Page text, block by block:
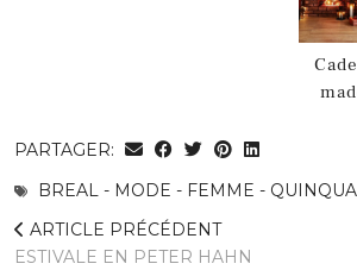
PARTAGER:
BREAL - MODE - FEMME -
ARTICLE PRÉCÉDENT
ESTIVALE EN PETER HAHN